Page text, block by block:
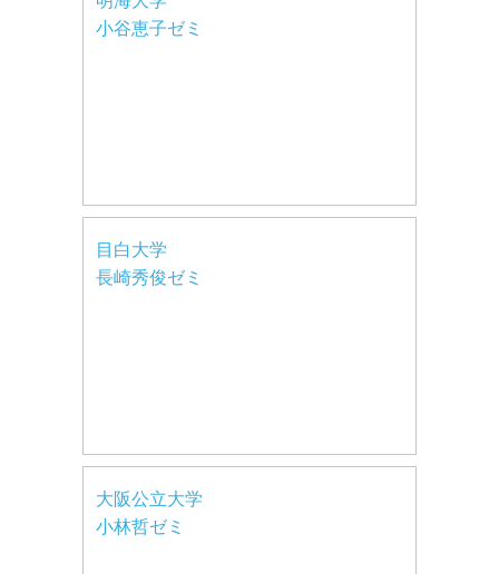
小谷恵子ゼミ
目白大学
長崎秀俊ゼミ
大阪公立大学
小林哲ゼミ